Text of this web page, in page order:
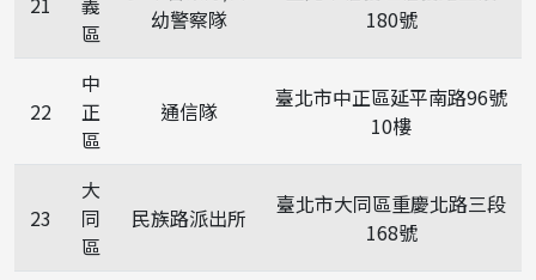
區
幼警察隊
180號
22
中
正
區
通信隊
臺北市中正區延平南路96號
10樓
23
大
同
區
民族路派出所
臺北市大同區重慶北路三段
168號